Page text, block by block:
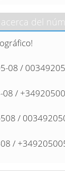
del
08 /
08 /
/
/